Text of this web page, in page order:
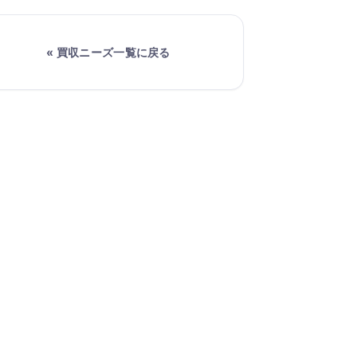
« 買収ニーズ一覧に戻る